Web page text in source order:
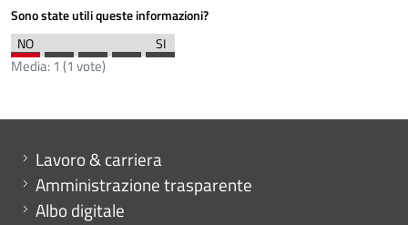
Sono state utili queste informazioni?
Media:1 (1 vote)
Mini menu di servizio
Lavoro & carriera
Amministrazione trasparente
Albo digitale